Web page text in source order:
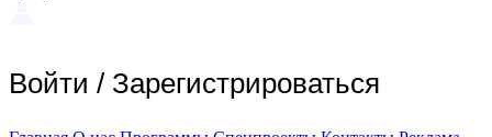
Войти / Зарегистрироваться